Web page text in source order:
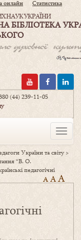
онлайн Статистика
НАУК УКРАЇНИ
БІБЛІОТЕКА
(44) 239-11-05
Toggle
України та світу>
“В. О.
педагогічні
A AA